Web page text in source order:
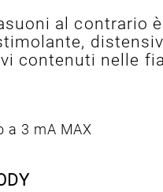
al contrario
contenuti nelle
a 3 mA MAX